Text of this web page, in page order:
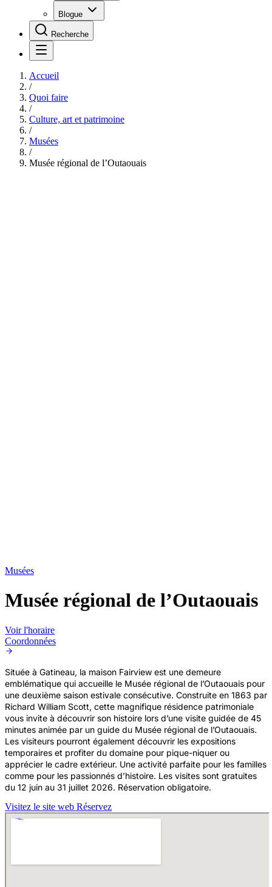
Blogue
Recherche
Accueil
/
Quoi faire
/
Culture, art et patrimoine
/
Musées
/
Musée régional de l’Outaouais
Musées
Musée régional de l’Outaouais
Voir l'horaire
Coordonnées
Située à Gatineau, la maison Fairview est une demeure
emblématique qui accueille le Musée régional de l’Outaouais pour
une deuxième saison estivale consécutive. Construite en 1863 par
Richard William Scott, cette magnifique résidence patrimoniale
vous invite à découvrir son histoire lors d’une visite guidée de 45
minutes animée par un guide du Musée régional de l’Outaouais.
Les visiteurs pourront également découvrir les expositions
temporaires et profiter du domaine pour pique-niquer ou
apprécier le cadre extérieur. Une activité parfaite pour les familles
comme pour les passionnés d’histoire. Les visites sont gratuites
du 12 juin au 31 juillet 2026. Réservation obligatoire.
Visitez le site web Réservez